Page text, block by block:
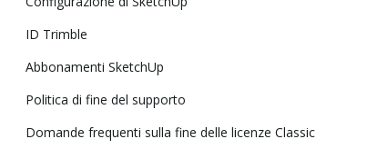
ID Trimble
Abbonamenti SketchUp
Politica di fine del supporto
Domande frequenti sulla fine delle licenze Classic